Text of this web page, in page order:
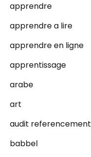
apprendre
apprendre a lire
apprendre en ligne
apprentissage
arabe
art
audit referencement
babbel